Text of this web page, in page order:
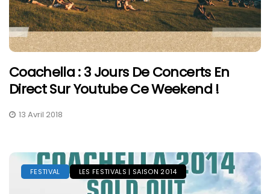
Coachella : 3 Jours De Concerts En
Direct Sur Youtube Ce Weekend !
13 Avril 2018
FESTIVAL LES FESTIVALS | SAISON 2014